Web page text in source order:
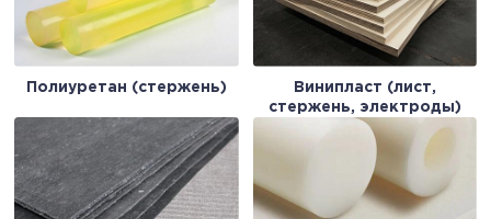
Полиуретан (стержень)
Винипласт (лист,
стержень, электроды)